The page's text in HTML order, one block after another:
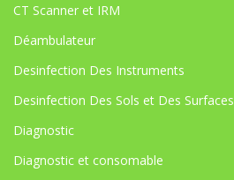
CT Scanner et IRM
Déambulateur
Desinfection Des Instruments
Desinfection Des Sols et Des Surfaces
Diagnostic
Diagnostic et consomable